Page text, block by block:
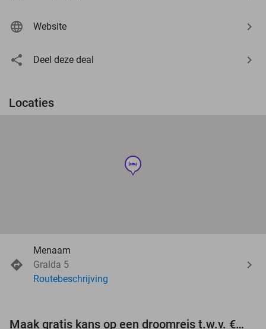
Website
Deel deze deal
Locaties
hotel
Menaam
Gralda 5
Routebeschrijving
Maak gratis kans op een droomreis t.w.v. €3.000!